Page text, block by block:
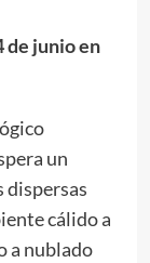
de junio en
un
dispersas
cálido a
a nublado